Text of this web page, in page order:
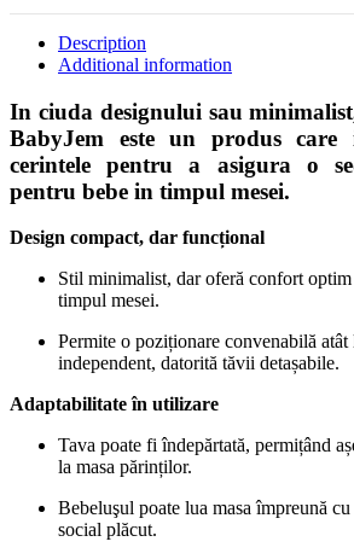
Description
Additional information
In ciuda designului sau
BabyJem este un produs care
cerintele pentru a asigura o
pentru bebe in timpul mesei.
Design compact, dar funcțional
Stil minimalist, dar oferă confort
timpul mesei.
Permite o poziționare convenabilă atât
independent, datorită tăvii detașabile.
Adaptabilitate în utilizare
Tava poate fi îndepărtată, permițând
la masa părinților.
Bebeluşul poate lua masa împreună
social plăcut.